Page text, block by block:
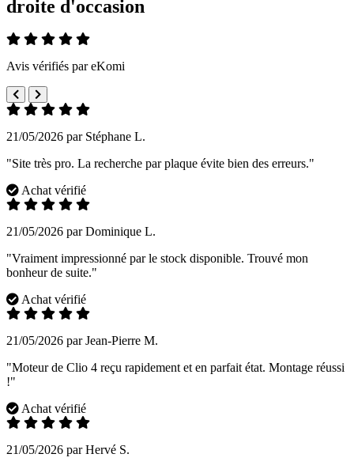
droite d'occasion
Avis vérifiés par eKomi
21/05/2026 par Stéphane L.
"Site très pro. La recherche par plaque évite bien des erreurs."
Achat vérifié
21/05/2026 par Dominique L.
"Vraiment impressionné par le stock disponible. Trouvé mon
bonheur de suite."
Achat vérifié
21/05/2026 par Jean-Pierre M.
"Moteur de Clio 4 reçu rapidement et en parfait état. Montage réussi
!"
Achat vérifié
21/05/2026 par Hervé S.